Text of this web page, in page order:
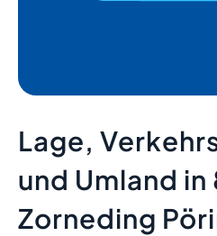
Lage,
und Umland
Zorneding